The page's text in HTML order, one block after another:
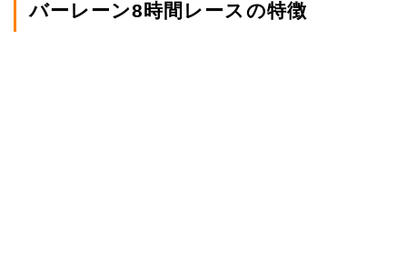
バーレーン8時間レースの特徴